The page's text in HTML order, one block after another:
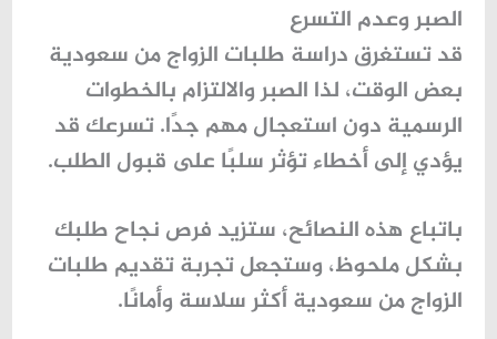
الصبر وعدم التسرع
قد تستغرق دراسة طلبات الزواج من سعودية
بعض الوقت، لذا الصبر والالتزام بالخطوات
الرسمية دون استعجال مهم جدًا. تسرعك قد
يؤدي إلى أخطاء تؤثر سلبًا على قبول الطلب.
باتباع هذه النصائح، ستزيد فرص نجاح طلبك
بشكل ملحوظ، وستجعل تجربة تقديم طلبات
الزواج من سعوديةأكثر سلاسة وأمانًا.